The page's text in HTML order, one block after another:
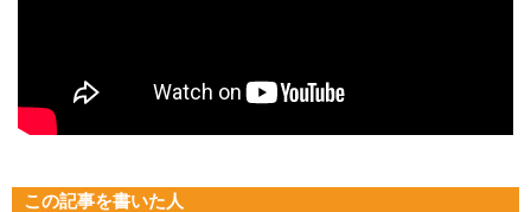
この記事を書いた人